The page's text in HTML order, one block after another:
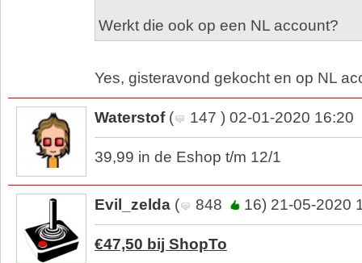
Werkt die ook op een NL account?
Yes, gisteravond gekocht en op NL
Waterstof( 147 ) 02-01-2020 16:20
39,99 in de Eshop t/m 12/1
Evil_zelda ( 848 16) 21-05-2020
€47,50 bij ShopTo